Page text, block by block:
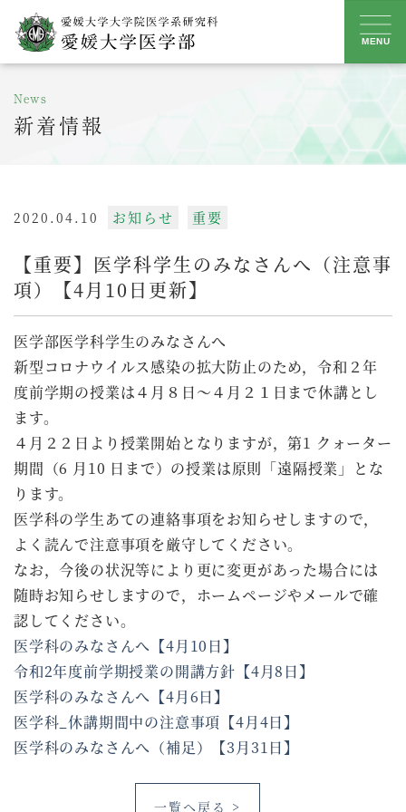
content
MENU
News
新着情報
2020.04.10 お知らせ 重要
【重要】医学科学生のみなさんへ（注意事
項）【4月10日更新】
医学部医学科学生のみなさんへ
新型コロナウイルス感染の拡大防止のため，令和２年
度前学期の授業は４月８日～４月２１日まで休講とし
ます。
４月２２日より授業開始となりますが，第1 クォーター
期間（6 ⽉10 ⽇まで）の授業は原則「遠隔授業」とな
ります。
医学科の学生あての連絡事項をお知らせしますので，
よく読んで注意事項を厳守してください。
なお，今後の状況等により更に変更があった場合には
随時お知らせしますので，ホームページやメールで確
認してください。
医学科のみなさんへ【4月10日】
令和2年度前学期授業の開講方針【4月8日】
医学科のみなさんへ【4月6日】
医学科_休講期間中の注意事項【4月4日】
医学科のみなさんへ（補足）【3月31日】
一覧へ戻る >